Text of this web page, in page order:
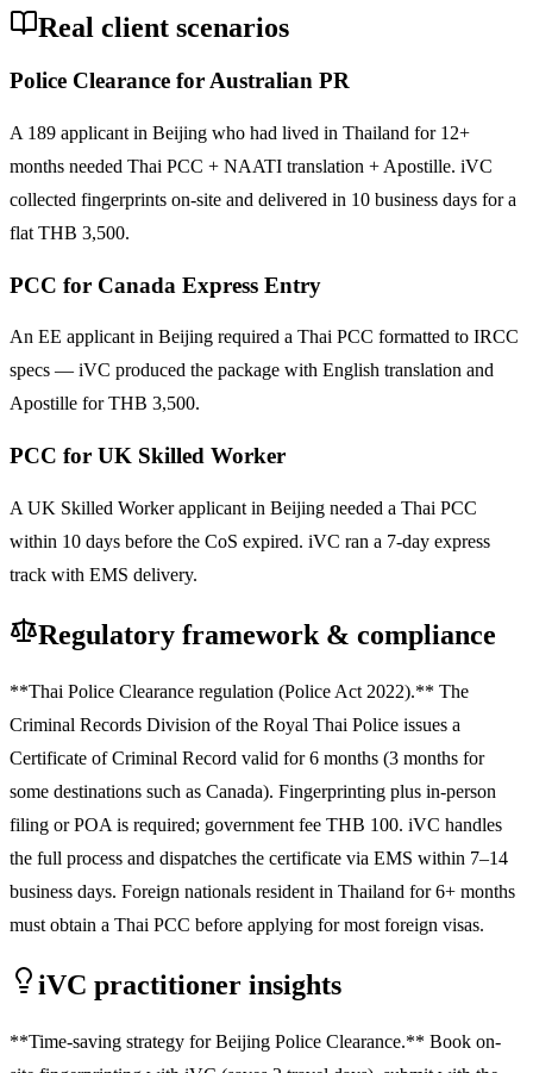
Real client scenarios
Police Clearance for Australian PR
A 189 applicant in Beijing who had lived in Thailand for 12+
months needed Thai PCC + NAATI translation + Apostille. iVC
collected fingerprints on-site and delivered in 10 business days for a
flat THB 3,500.
PCC for Canada Express Entry
An EE applicant in Beijing required a Thai PCC formatted to IRCC
specs — iVC produced the package with English translation and
Apostille for THB 3,500.
PCC for UK Skilled Worker
A UK Skilled Worker applicant in Beijing needed a Thai PCC
within 10 days before the CoS expired. iVC ran a 7-day express
track with EMS delivery.
Regulatory framework & compliance
**Thai Police Clearance regulation (Police Act 2022).** The
Criminal Records Division of the Royal Thai Police issues a
Certificate of Criminal Record valid for 6 months (3 months for
some destinations such as Canada). Fingerprinting plus in-person
filing or POA is required; government fee THB 100. iVC handles
the full process and dispatches the certificate via EMS within 7–14
business days. Foreign nationals resident in Thailand for 6+ months
must obtain a Thai PCC before applying for most foreign visas.
iVC practitioner insights
**Time-saving strategy for Beijing Police Clearance.** Book on-